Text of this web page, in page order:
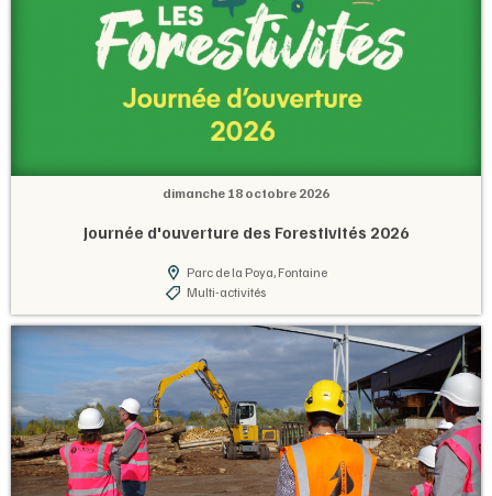
dimanche 18 octobre 2026
Journée d'ouverture des Forestivités 2026
Parc de la Poya, Fontaine
Multi-activités